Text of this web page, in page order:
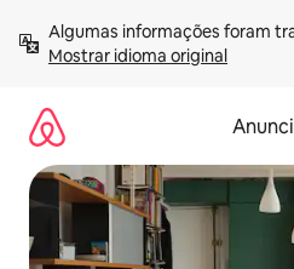
para
Mostrar idioma original